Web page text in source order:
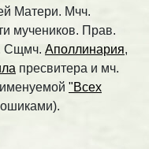
Матери. Мчч.
мучеников. Прав.
Сщмч. Аполлинария,
пресвитера и мч.
"Всех